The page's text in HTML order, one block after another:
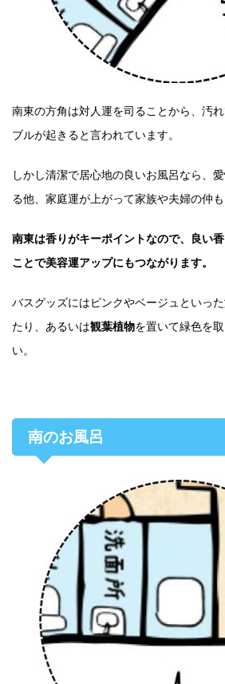
南東の方角は対人運を司ることから、汚
ブルが起きると言われています。
しかし清潔で居心地の良いお風呂なら、
る他、家庭運が上がって家族や夫婦の仲も
南東は香りがキーポイントなので、良い
ことで美容運アップにもつながります。
バスグッズにはピンクやベージュといった
たり、あるいは観葉植物を置いて緑色を
い。
南のお風呂